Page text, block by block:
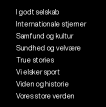
I godt selskab
Internationale stjerner
Samfund og kultur
Sundhed og velvære
True stories
Vi elsker sport
Viden og historie
Vores store verden